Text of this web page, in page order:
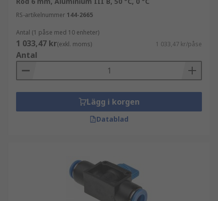
RS-artikelnummer 144-2665
Antal (1 påse med 10 enheter)
1 033,47 kr(exkl. moms) 1 033,47 kr/påse
Antal
Lägg i korgen
Datablad